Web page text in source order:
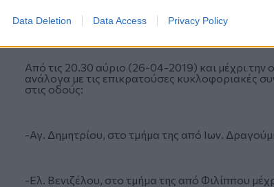
Data Deletion Data Access Privacy Policy
Βενιζέλου μέχρι Τ. Παπαγεωργίου.
Από τις 20.30 αύριο (26-04-2019) και μέχρι
ανάλογα με τις επικρατούσες κυκλοφοριακές
στις οδούς:
-Αγ. Δημητρίου, στο τμήμα της από Ιων.
-Ελ. Βενιζέλου, στο τμήμα της από Φιλίππου